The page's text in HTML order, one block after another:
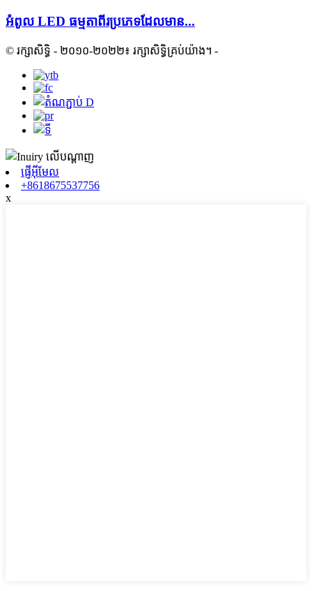
អំពូល LED ធម្មតាពីរប្រភេទដែលមាន...
© រក្សាសិទ្ធិ - ២០១០-២០២២៖ រក្សាសិទ្ធិគ្រប់យ៉ាង។ -
ផ្ញើអ៊ីមែល
+8618675537756
x